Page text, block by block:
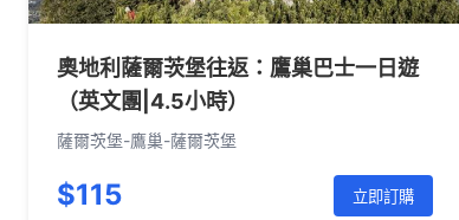
奧地利薩爾茨堡往返：鷹巢巴士一日遊
（英文團|4.5小時）
薩爾茨堡-鷹巢-薩爾茨堡
$115 立即訂購